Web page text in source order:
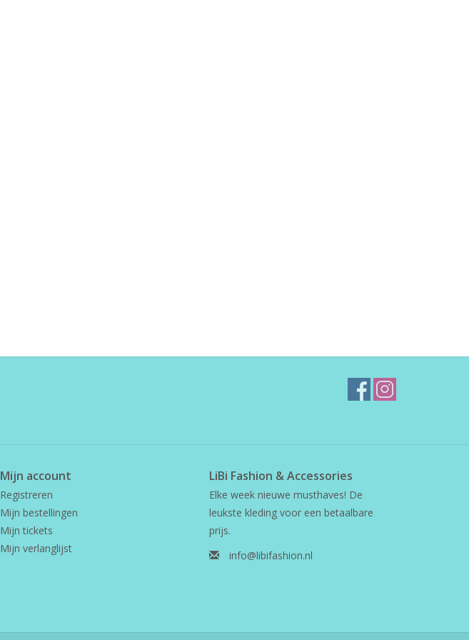
Mijn account
Registreren
Mijn bestellingen
Mijn tickets
Mijn verlanglijst
LiBi Fashion & Accessories
Elke week nieuwe musthaves! De
leukste kleding voor een betaalbare
prijs.
info@libifashion.nl